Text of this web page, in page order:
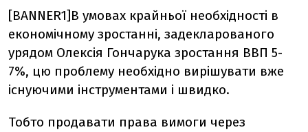
[BANNER1]В умовах крайньої необхідності в
економічному зростанні, задекларованого
урядом Олексія Гончарука зростання ВВП 5-
7%, цю проблему необхідно вирішувати вже
існуючими інструментами і швидко.
Тобто продавати права вимоги через